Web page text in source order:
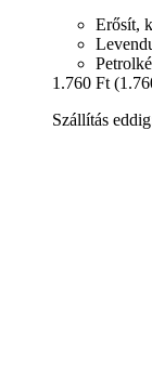
Erősít,
1.760 Ft
Szállítás